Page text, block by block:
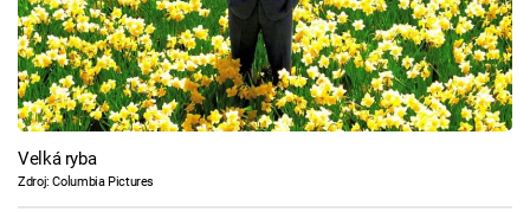
Velká ryba
Zdroj: Columbia Pictures